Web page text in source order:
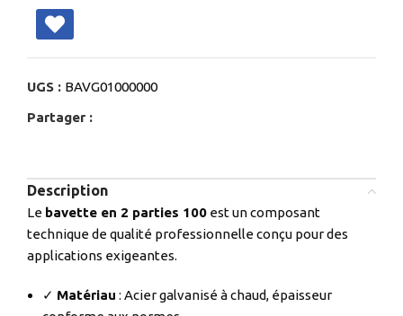
UGS : BAVG01000000
Partager :
Description
Le bavette en 2 parties 100 est un composant
technique de qualité professionnelle conçu pour des
applications exigeantes.
✓ Matériau : Acier galvanisé à chaud, épaisseur